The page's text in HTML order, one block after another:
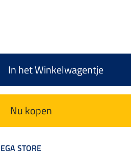
In het Winkelwagentje
Nu kopen
STORE